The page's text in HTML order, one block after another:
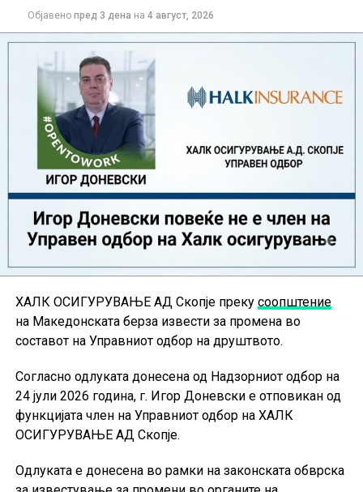
Објавено пред 3 дена на 4 август, 2026
ХАЛК ОСИГУРУВАЊЕ АД Скопје преку соопштение
на Македонската берза извести за промена во
составот на Управниот одбор на друштвото.
Согласно одлуката донесена од Надзорниот одбор на
24 јули 2026 година, г. Игор Доневски е отповикан од
функцијата член на Управниот одбор на ХАЛК
ОСИГУРУВАЊЕ АД Скопје.
Одлуката е донесена во рамки на законската обврска